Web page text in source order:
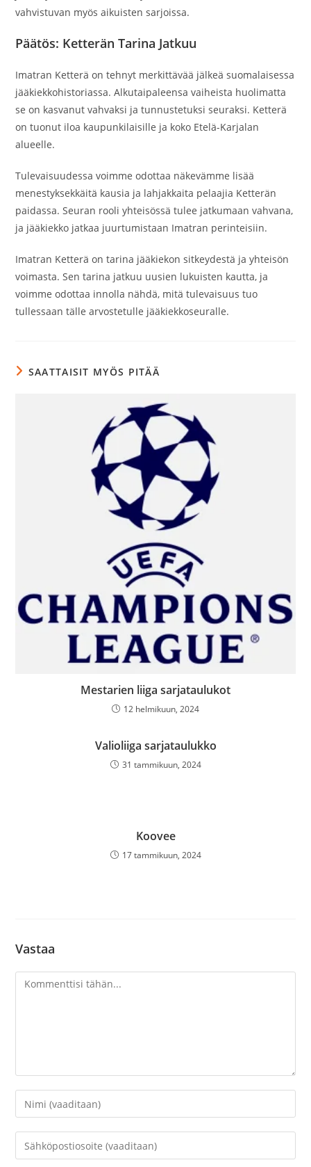
vahvistuvan myös aikuisten sarjoissa.
Päätös: Ketterän Tarina Jatkuu
Imatran Ketterä on tehnyt merkittävää jälkeä suomalaisessa
jääkiekkohistoriassa. Alkutaipaleensa vaiheista huolimatta
se on kasvanut vahvaksi ja tunnustetuksi seuraksi. Ketterä
on tuonut iloa kaupunkilaisille ja koko Etelä-Karjalan
alueelle.
Tulevaisuudessa voimme odottaa näkevämme lisää
menestyksekkäitä kausia ja lahjakkaita pelaajia Ketterän
paidassa. Seuran rooli yhteisössä tulee jatkumaan vahvana,
ja jääkiekko jatkaa juurtumistaan Imatran perinteisiin.
Imatran Ketterä on tarina jääkiekon sitkeydestä ja yhteisön
voimasta. Sen tarina jatkuu uusien lukuisten kautta, ja
voimme odottaa innolla nähdä, mitä tulevaisuus tuo
tullessaan tälle arvostetulle jääkiekkoseuralle.
SAATTAISIT MYÖS PITÄÄ
Mestarien liiga sarjataulukot
12 helmikuun, 2024
Valioliiga sarjataulukko
31 tammikuun, 2024
Koovee
17 tammikuun, 2024
Vastaa
Kommentti
Kirjoita
nimesi
tai
käyttäjätunnuksesi
Kirjoita
sähköpostiosoitteesi